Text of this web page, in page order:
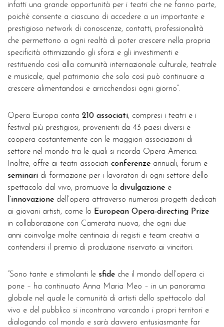
infatti una grande opportunità per i teatri che ne fanno parte,
poiché consente a ciascuno di accedere a un importante e
prestigioso network di conoscenze, contatti, professionalità
che permettono a ogni realtà di poter crescere nella propria
specificità ottimizzando gli sforzi e gli investimenti e
restituendo così alla comunità internazionale culturale, teatrale
e musicale, quel patrimonio che solo così può continuare a
crescere alimentandosi e arricchendosi ogni giorno”.
Opera Europa conta 210 associati, compresi i teatri e i
festival più prestigiosi, provenienti da 43 paesi diversi e
coopera costantemente con le maggiori associazioni di
settore nel mondo tra le quali si ricorda Opera America.
Inoltre, offre ai teatri associati conferenze annuali, forum e
seminari di formazione per i lavoratori di ogni settore dello
spettacolo dal vivo, promuove la divulgazione e
l’innovazione dell’opera attraverso numerosi progetti dedicati
ai giovani artisti, come lo European Opera-directing Prize
in collaborazione con Camerata nuova, che ogni due
anni coinvolge molte centinaia di registi e team creativi a
contendersi il premio di produzione riservato ai vincitori.
“Sono tante e stimolanti le sfide che il mondo dell’opera ci
pone – ha continuato Anna Maria Meo – in un panorama
globale nel quale le comunità di artisti dello spettacolo dal
vivo e del pubblico si incontrano varcando i propri territori e
dialogando col mondo e sarà davvero entusiasmante far